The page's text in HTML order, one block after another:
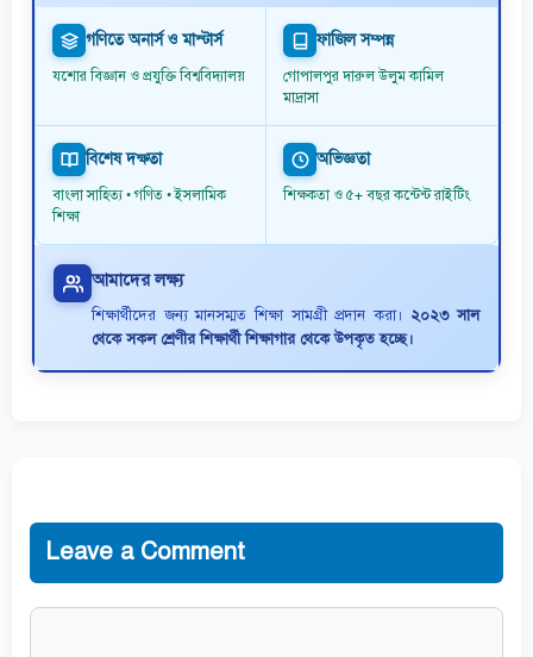
গণিতে অনার্স ও মাস্টার্স
যশোর বিজ্ঞান ও প্রযুক্তি বিশ্ববিদ্যালয়
ফাজিল সম্পন্ন
গোপালপুর দারুল উলুম কামিল
মাদ্রাসা
বিশেষ দক্ষতা
বাংলা সাহিত্য • গণিত • ইসলামিক
শিক্ষা
অভিজ্ঞতা
শিক্ষকতা ও ৫+ বছর কন্টেন্ট রাইটিং
আমাদের লক্ষ্য
শিক্ষার্থীদের জন্য মানসম্মত শিক্ষা সামগ্রী প্রদান করা। ২০২৩ সাল
থেকে সকল শ্রেণীর শিক্ষার্থী শিক্ষাগার থেকে উপকৃত হচ্ছে।
Leave a Comment
Comment